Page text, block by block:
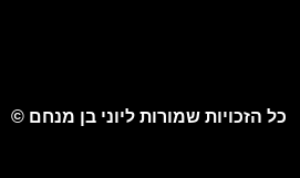
כל הזכויות שמורות ליוני בן מנחם ©